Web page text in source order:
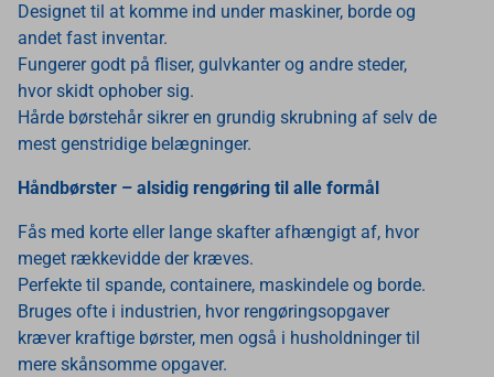
Designet til at komme ind under maskiner, borde og
andet fast inventar.
Fungerer godt på fliser, gulvkanter og andre steder,
hvor skidt ophober sig.
Hårde børstehår sikrer en grundig skrubning af selv de
mest genstridige belægninger.
Håndbørster – alsidig rengøring til alle formål
Fås med korte eller lange skafter afhængigt af, hvor
meget rækkevidde der kræves.
Perfekte til spande, containere, maskindele og borde.
Bruges ofte i industrien, hvor rengøringsopgaver
kræver kraftige børster, men også i husholdninger til
mere skånsomme opgaver.